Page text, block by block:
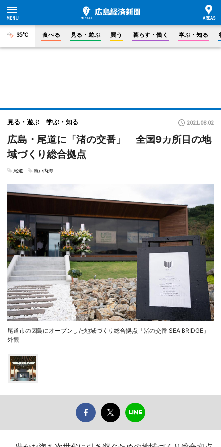
35°C 食べる 見る・遊ぶ 買う 暮らす・働く 学ぶ・知る
見る・遊ぶ 学ぶ・知る 2021.08.02
広島・尾道に「渚の交番」 全国9カ所目の地
域づくり総合拠点
尾道 瀬戸内海
尾道市の因島にオープンした地域づくり総合拠点「渚の交番 SEA BRIDGE」
外観